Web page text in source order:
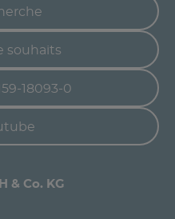
souhaits
18093-0
& Co. KG